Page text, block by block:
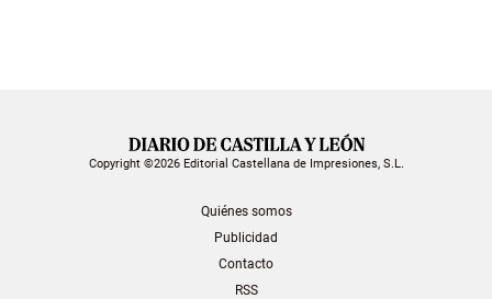
Copyright ©2026 Editorial Castellana de Impresiones, S.L.
Quiénes somos
Publicidad
Contacto
RSS